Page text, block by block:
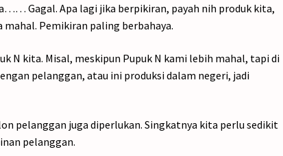
Gagal. Apa lagi jika berpikiran, payah nih produk kita,
Pemikiran paling berbahaya.
N kita. Misal, meskipun Pupuk N kami lebih mahal, tapi di
pelanggan, atau ini produksi dalam negeri, jadi
pelanggan juga diperlukan. Singkatnya kita perlu sedikit
pelanggan.